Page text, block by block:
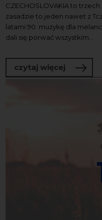
CZECHOSLOVAKIA to
zasadzie to jeden nawet z
latami 90. muzykę dla
dali się porwać wszystkim...
czytaj więcej o